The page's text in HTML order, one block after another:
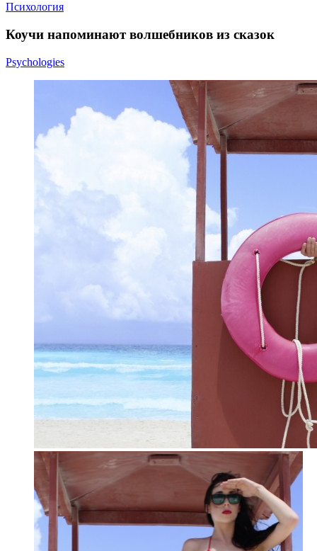
Психология
Коучи напоминают волшебников из сказок
Psychologies